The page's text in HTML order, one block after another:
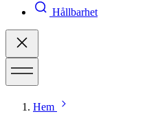
Hållbarhet
Hem